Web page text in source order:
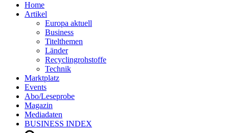
Home
Artikel
Europa aktuell
Business
Titelthemen
Länder
Recyclingrohstoffe
Technik
Marktplatz
Events
Abo/Leseprobe
Magazin
Mediadaten
BUSINESS INDEX